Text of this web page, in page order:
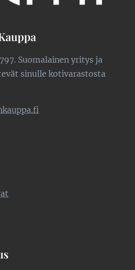
Suomalainen yritys ja
sinulle kotivarastosta